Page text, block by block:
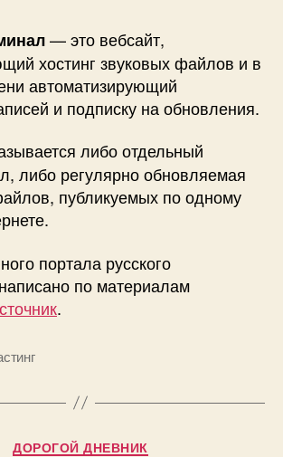
— это вебсайт,
хостинг звуковых файлов и в
автоматизирующий
и подписку на обновления.
либо отдельный
либо регулярно обновляемая
публикуемых по одному
портала русского
по материалам
.
Рубрики
ДОРОГОЙ ДНЕВНИК